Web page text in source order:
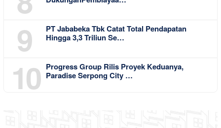
9
PT Jababeka Tbk Catat Total Pendapatan
Hingga 3,3 Triliun Se…
10
Progress Group Rilis Proyek Keduanya,
Paradise Serpong City …